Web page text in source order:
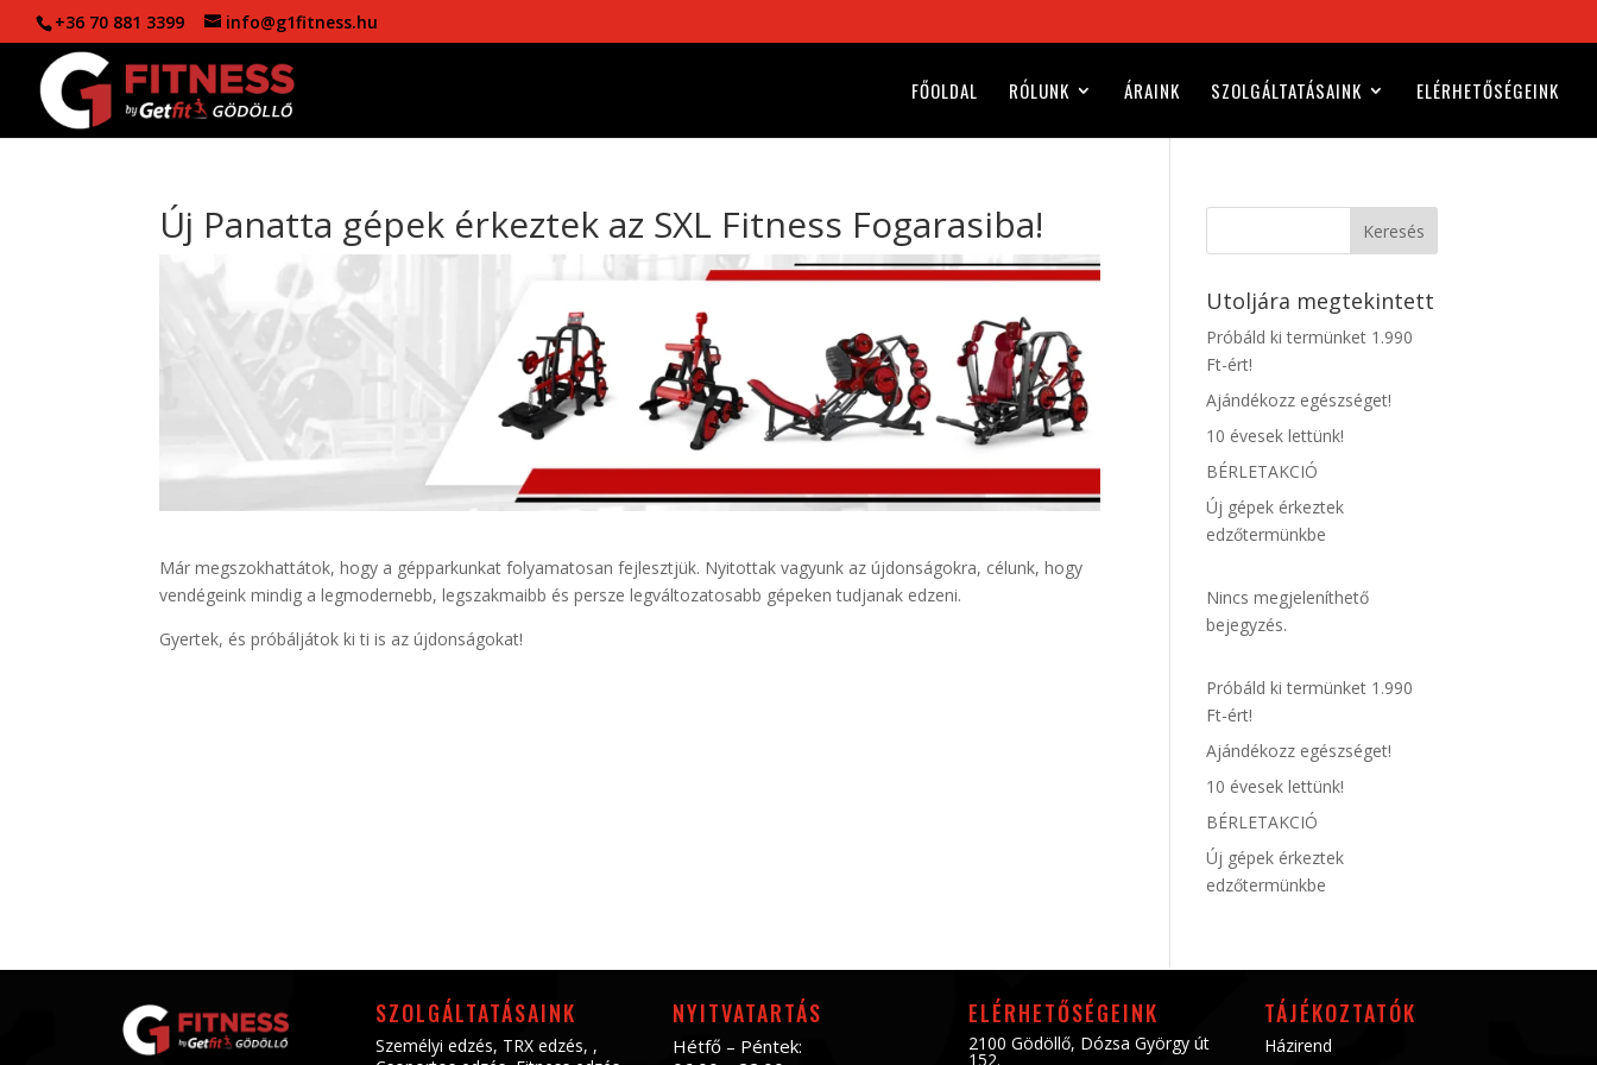
+36 70 881 3399 info@g1fitness.hu
FŐOLDAL RÓLUNK ÁRAINK SZOLGÁLTATÁSAINK ELÉRHETŐSÉGEINK
Új Panatta gépek érkeztek az SXL Fitness Fogarasiba!
Már megszokhattátok, hogy a gépparkunkat folyamatosan fejlesztjük. Nyitottak vagyunk az újdonságokra, célunk, hogy
vendégeink mindig a legmodernebb, legszakmaibb és persze legváltozatosabb gépeken tudjanak edzeni.
Gyertek, és próbáljátok ki ti is az újdonságokat!
Keresés
Utoljára megtekintett
Próbáld ki termünket 1.990
Ft-ért!
Ajándékozz egészséget!
10 évesek lettünk!
BÉRLETAKCIÓ
Új gépek érkeztek
edzőtermünkbe
Nincs megjeleníthető
bejegyzés.
Próbáld ki termünket 1.990
Ft-ért!
Ajándékozz egészséget!
10 évesek lettünk!
BÉRLETAKCIÓ
Új gépek érkeztek
edzőtermünkbe
SZOLGÁLTATÁSAINK
Személyi edzés, TRX edzés, ,
NYITVATARTÁS
Hétfő – Péntek:
ELÉRHETŐSÉGEINK
2100 Gödöllő, Dózsa György út
152.
TÁJÉKOZTATÓK
Házirend